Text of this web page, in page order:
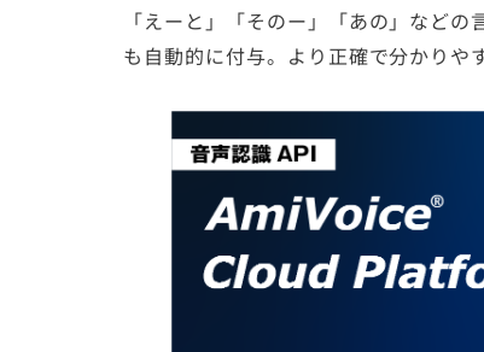
「えーと」「そのー」「あの」など
も自動的に付与。より正確で分かりや